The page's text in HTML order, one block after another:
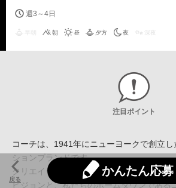
週3～4日
朝 昼 夕方 夜 深夜
注目ポイント
コーチは、1941年にニューヨークで創立
ションブランドです。
クリエイティブ・ディレクターのスチュア
ビジョンと、私たちのホームタウンである
戻る
かんたん応募